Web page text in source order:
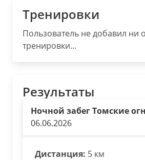
Тренировки
Пользователь не добавил ни
тренировки...
Результаты
Ночной забег Томские
06.06.2026
Дистанция: 5 км